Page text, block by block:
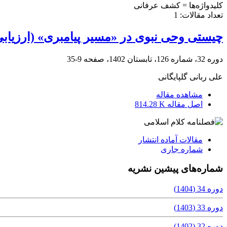
کلیدواژه‌ها = کشف عرفانی
تعداد مقالات: 1
چیستی وحی نبوی در «مسیر پیامبری»
دوره 32، شماره 126، تابستان 1402، صفحه 9-35
علی ربانی گلپایگانی
مشاهده مقاله
اصل مقاله 814.28 K
مقالات آماده انتشار
شماره جاری
شماره‌های پیشین نشریه
دوره 34 (1404)
دوره 33 (1403)